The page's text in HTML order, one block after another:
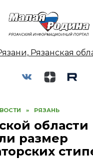
Рязанская
» РЯЗАНЬ
области
размер